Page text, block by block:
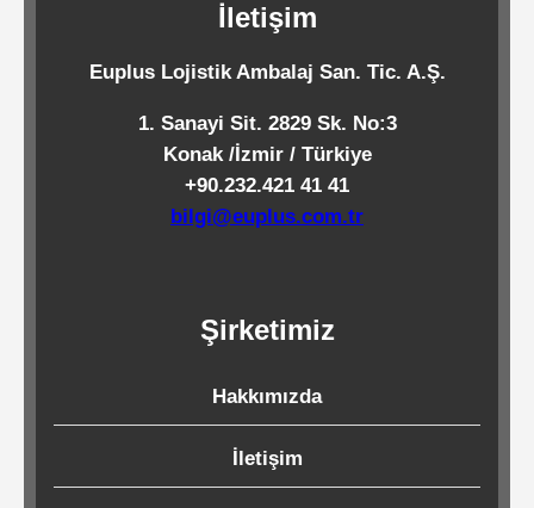
Ürünleri
Temizlik
Kimyasalları
Endüstriyel
Temizlik
İletişim
Euplus Lojistik Ambalaj San. Tic. A.Ş.
1. Sanayi Sit. 2829 Sk. No:3
Konak /İzmir / Türkiye
+90.232.421 41 41
bilgi@euplus.com.tr
Şirketimiz
Hakkımızda
İletişim